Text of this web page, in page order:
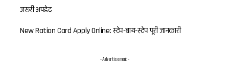
जरूरी अपडेट
New Ration Card Apply Online: स्टेप-बाय-स्टेप पूरी जानकारी
- Advertisement -